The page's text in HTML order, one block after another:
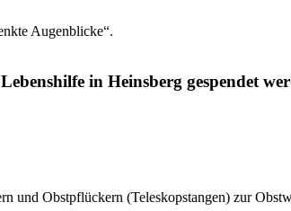
Augenblicke“.
in Heinsberg gespendet
und Obstpflückern (Teleskopstangen) zur